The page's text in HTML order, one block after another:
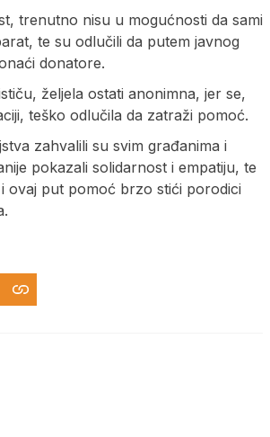
trenutno nisu u mogućnosti da sami
te su odlučili da putem javnog
donatore.
željela ostati anonimna, jer se,
teško odlučila da zatraži pomoć.
zahvalili su svim građanima i
pokazali solidarnost i empatiju, te
ovaj put pomoć brzo stići porodici